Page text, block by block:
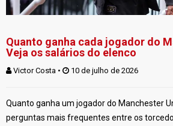
Quanto ganha cada jogador do
Veja os salários do elenco
Victor Costa • 10 de julho de 2026
Quanto ganha um jogador do Manchester
perguntas mais frequentes entre os